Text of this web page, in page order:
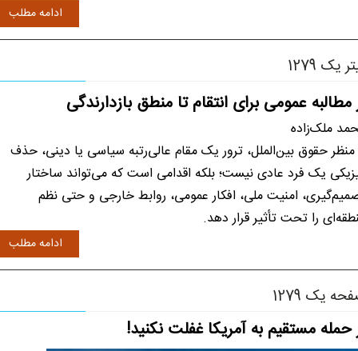
ادامه مطلب
یک 1279
مطالبه عمومی برای انتقام تا منطق بازدارندگی
ملک‌زاده
منظر حقوق بین‌الملل، ترور یک مقام عالی‌رتبه سیاسی یا دینی، حذف
یک فرد عادی نیست؛ بلکه اقدامی است که می‌تواند ساختار
امنیت ملی، افکار عمومی، روابط خارجی و حتی نظم
را تحت تأثیر قرار دهد.
ادامه مطلب
یک 1279
حمله مستقیم به آمریکا غفلت نکنید!